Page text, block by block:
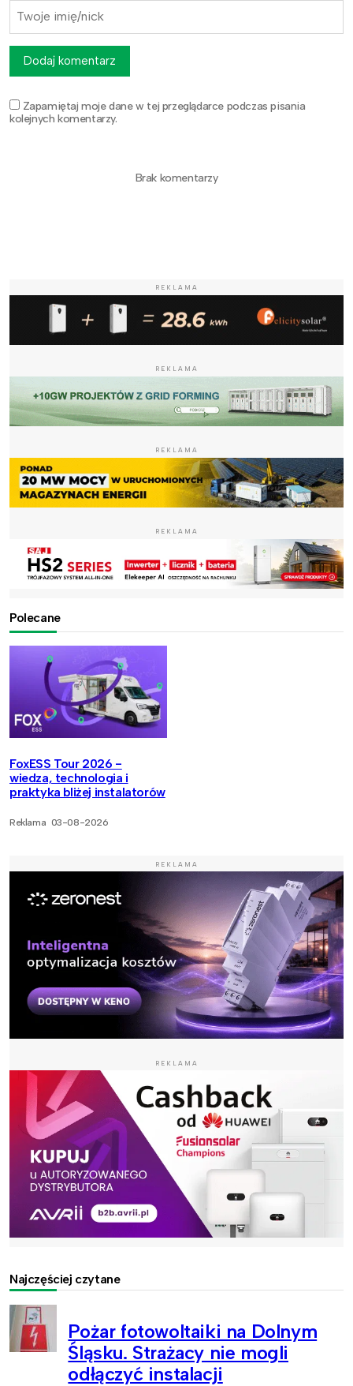
Zapamiętaj moje dane w tej przeglądarce podczas pisania
kolejnych komentarzy.
Dodaj komentarz
Brak komentarzy
REKLAMA
REKLAMA
REKLAMA
REKLAMA
Polecane
FoxESS Tour 2026 -
wiedza, technologia i
praktyka bliżej instalatorów
Reklama 03-08-2026
REKLAMA
REKLAMA
Najczęściej czytane
Pożar fotowoltaiki na Dolnym
Śląsku. Strażacy nie mogli
odłączyć instalacji